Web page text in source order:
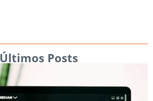
Últimos Posts